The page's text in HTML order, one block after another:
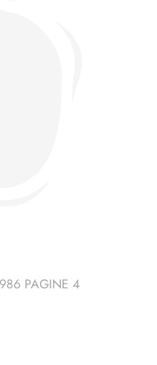
PAGINE 4